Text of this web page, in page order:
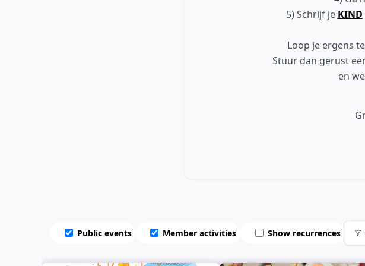
5) Schrijf je KIND
Loop je ergens
Stuur dan gerust
en
Public events Member activities Show recurrences